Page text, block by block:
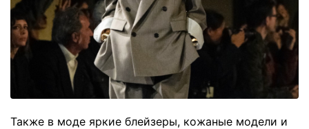
Также в моде яркие блейзеры, кожаные модели и